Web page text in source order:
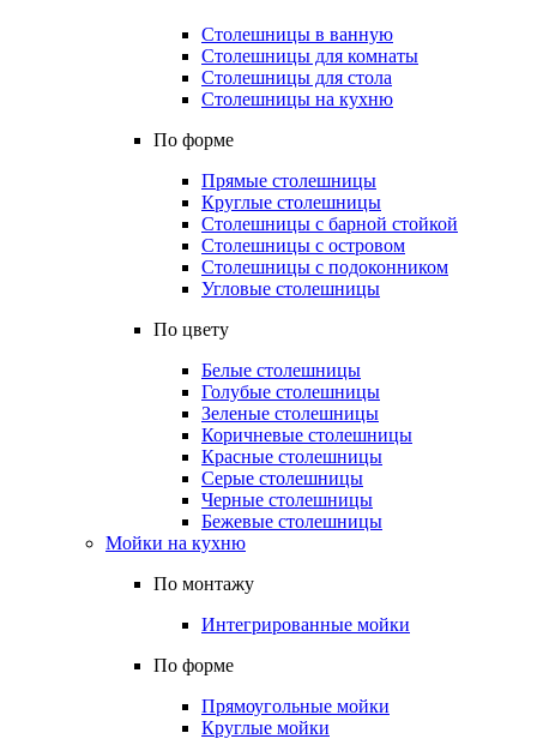
Столешницы в ванную
Столешницы для комнаты
Столешницы для стола
Столешницы на кухню
По форме
Прямые столешницы
Круглые столешницы
Столешницы с барной стойкой
Столешницы с островом
Столешницы с подоконником
Угловые столешницы
По цвету
Белые столешницы
Голубые столешницы
Зеленые столешницы
Коричневые столешницы
Красные столешницы
Серые столешницы
Черные столешницы
Бежевые столешницы
Мойки на кухню
По монтажу
Интегрированные мойки
По форме
Прямоугольные мойки
Круглые мойки